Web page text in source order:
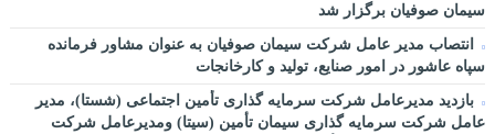
سیمان صوفیان برگزار شد
انتصاب مدیر عامل شرکت سیمان صوفیان به عنوان مشاور فرمانده
سپاه عاشور در امور صنایع، تولید و کارخانجات
بازدید مدیرعامل شرکت سرمایه گذاری تأمین اجتماعی (شستا)، مدیر
عامل شرکت سرمایه گذاری سیمان تأمین (سیتا) ومدیرعامل شرکت